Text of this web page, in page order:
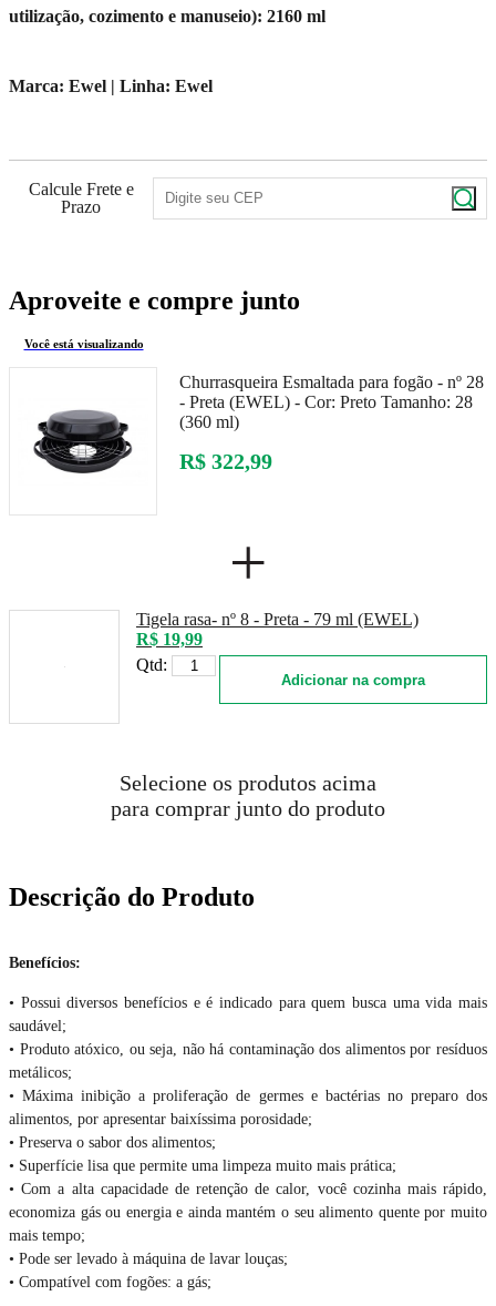
utilização, cozimento e manuseio): 2160 ml
Marca: Ewel | Linha: Ewel
Calcule Frete e
Prazo
Aproveite e compre junto
Você está visualizando
Churrasqueira Esmaltada para fogão - nº 28
- Preta (EWEL) - Cor: Preto Tamanho: 28
(360 ml)
R$ 322,99
+
Tigela rasa- nº 8 - Preta - 79 ml (EWEL)
R$ 19,99
Qtd:
Adicionar na compra
Selecione os produtos acima
para comprar junto do produto
Descrição do Produto
Benefícios:
• Possui diversos benefícios e é indicado para quem busca uma vida mais
saudável;
• Produto atóxico, ou seja, não há contaminação dos alimentos por resíduos
metálicos;
• Máxima inibição a proliferação de germes e bactérias no preparo dos
alimentos, por apresentar baixíssima porosidade;
• Preserva o sabor dos alimentos;
• Superfície lisa que permite uma limpeza muito mais prática;
• Com a alta capacidade de retenção de calor, você cozinha mais rápido,
economiza gás ou energia e ainda mantém o seu alimento quente por muito
mais tempo;
• Pode ser levado à máquina de lavar louças;
• Compatível com fogões: a gás;